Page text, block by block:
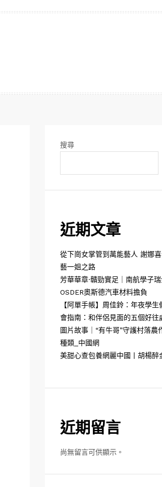
搜尋
近期文章
從下崗女掌管到萬能藝人 謝娜
藝一姐之路
芳華華章·贛勁實足｜南航學子
OSDER奧斯德汽車材料擔負
【阿單手帳】周佳鈴：年夜學
會指南：和伴侶見面的五個好往
圖片故事｜“有牛哥”守護村落農
種類_中國網
美甜心查包養網麗中國丨胡楊醉
近期留言
尚無留言可供顯示。